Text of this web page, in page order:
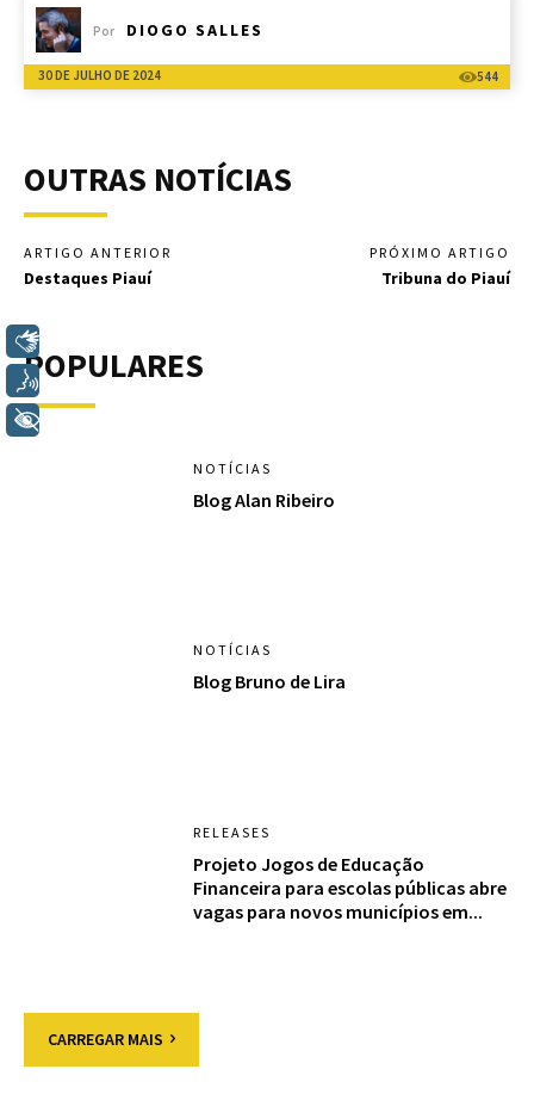
Por DIOGO SALLES
30 DE JULHO DE 2024 544
OUTRAS NOTÍCIAS
ARTIGO ANTERIOR
Destaques Piauí
PRÓXIMO ARTIGO
Tribuna do Piauí
POPULARES
NOTÍCIAS
Blog Alan Ribeiro
NOTÍCIAS
Blog Bruno de Lira
RELEASES
Projeto Jogos de Educação
Financeira para escolas públicas abre
vagas para novos municípios em...
CARREGAR MAIS
Voz